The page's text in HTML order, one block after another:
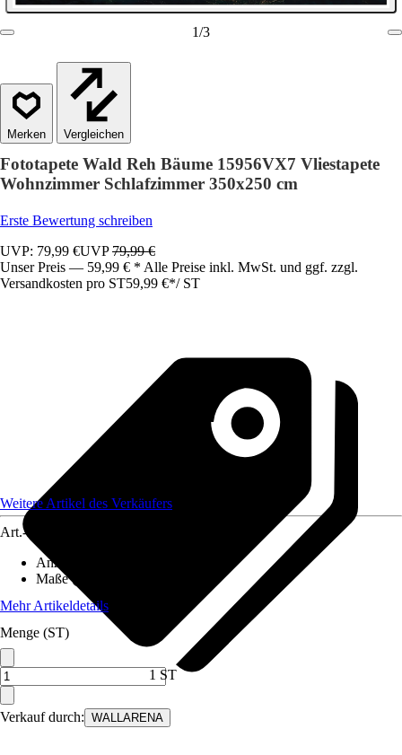
1/3
Vergleichen
Fototapete Wald Reh Bäume 15956VX7 Vliestapete
Wohnzimmer Schlafzimmer 350x250 cm
Erste Bewertung schreiben
UVP: 79,99 €UVP79,99 €
Unser Preis — 59,99 € * Alle Preise inkl. MwSt. und ggf. zzgl.
Versandkosten pro ST59,99 €*/ ST
Verkauf durch: WALLARENA
Weitere Artikel des Verkäufers
Art.-Nr.
Anzahl der Teile
Maße (BxH)
Mehr Artikeldetails
Menge (ST)
1 ST